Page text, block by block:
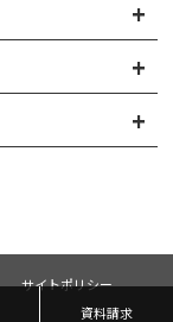
資料請求
サイトポリシー